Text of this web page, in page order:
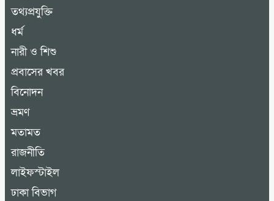
তথ্যপ্রযুক্তি
ধর্ম
নারী ও শিশু
প্রবাসের খবর
বিনোদন
ভ্রমণ
মতামত
রাজনীতি
লাইফস্টাইল
ঢাকা বিভাগ